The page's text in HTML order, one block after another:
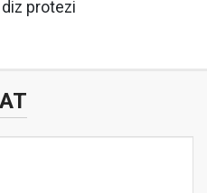
diz protezi